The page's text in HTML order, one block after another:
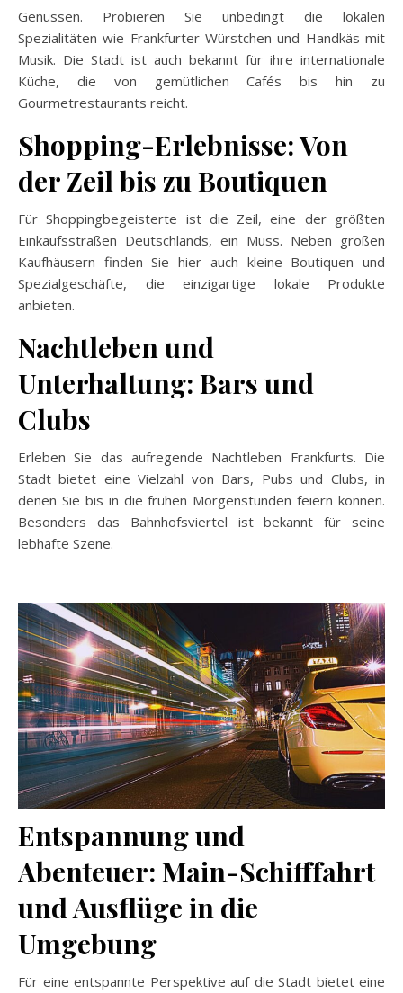
Genüssen. Probieren Sie unbedingt die lokalen
Spezialitäten wie Frankfurter Würstchen und Handkäs mit
Musik. Die Stadt ist auch bekannt für ihre internationale
Küche, die von gemütlichen Cafés bis hin zu
Gourmetrestaurants reicht.
Shopping-Erlebnisse: Von
der Zeil bis zu Boutiquen
Für Shoppingbegeisterte ist die Zeil, eine der größten
Einkaufsstraßen Deutschlands, ein Muss. Neben großen
Kaufhäusern finden Sie hier auch kleine Boutiquen und
Spezialgeschäfte, die einzigartige lokale Produkte
anbieten.
Nachtleben und
Unterhaltung: Bars und
Clubs
Erleben Sie das aufregende Nachtleben Frankfurts. Die
Stadt bietet eine Vielzahl von Bars, Pubs und Clubs, in
denen Sie bis in die frühen Morgenstunden feiern können.
Besonders das Bahnhofsviertel ist bekannt für seine
lebhafte Szene.
Entspannung und
Abenteuer: Main-Schifffahrt
und Ausflüge in die
Umgebung
Für eine entspannte Perspektive auf die Stadt bietet eine